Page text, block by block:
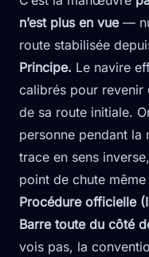
n’est plus en vue—
route stabilisée
Principe. Le navire
calibrés pour revenir
de sa route initiale.
personne pendant
trace en sens
point de chute
Procédure officielle
Barre toute du côté
vois pas, la